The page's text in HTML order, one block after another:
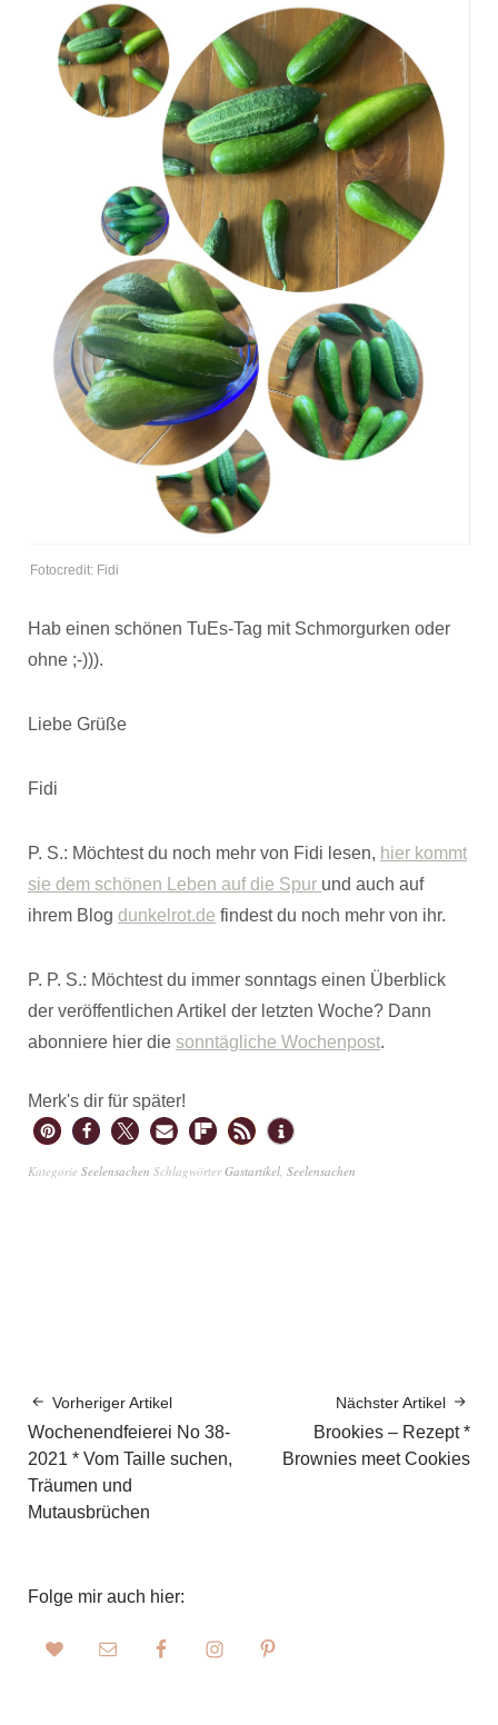
Fotocredit: Fidi
Hab einen schönen TuEs-Tag mit Schmorgurken oder
ohne ;-))).
Liebe Grüße
Fidi
P. S.: Möchtest du noch mehr von Fidi lesen, hier kommt
sie dem schönen Leben auf die Spur und auch auf
ihrem Blog dunkelrot.de findest du noch mehr von ihr.
P. P. S.: Möchtest du immer sonntags einen Überblick
der veröffentlichen Artikel der letzten Woche? Dann
abonniere hier die sonntägliche Wochenpost.
Merk's dir für später!
Kategorie Seelensachen SchlagwörterGastartikel Seelensachen
Vorheriger Artikel
Wochenendfeierei No 38-
2021 * Vom Taille suchen,
Träumen und
Mutausbrüchen
Nächster Artikel
Brookies – Rezept *
Brownies meet Cookies
Folge mir auch hier: